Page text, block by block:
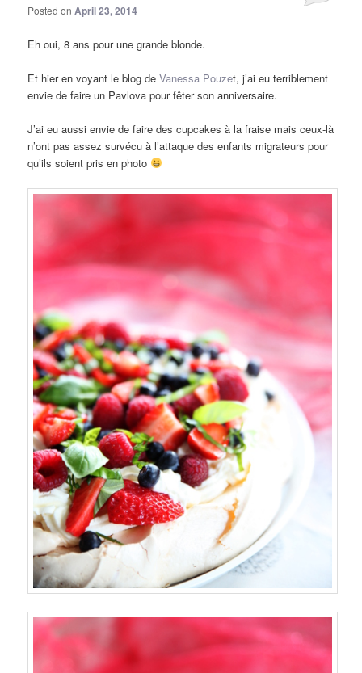
Posted onApril 23, 2014
Eh oui, 8 ans pour une grande blonde.
Et hier en voyant le blog deVanessa Pouzet, j’ai eu terriblement
envie de faire un Pavlova pour fêter son anniversaire.
J’ai eu aussi envie de faire des cupcakes à la fraise mais ceux-là
n’ont pas assez survécu à l’attaque des enfants migrateurs pour
qu’ils soient pris en photo